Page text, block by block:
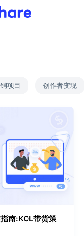
南:KOL带货策
项目 创作者变现